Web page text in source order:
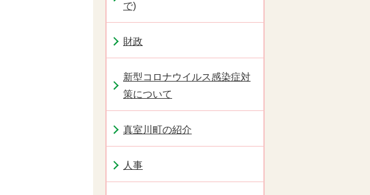
で)
財政
新型コロナウイルス感染症対
策について
真室川町の紹介
人事